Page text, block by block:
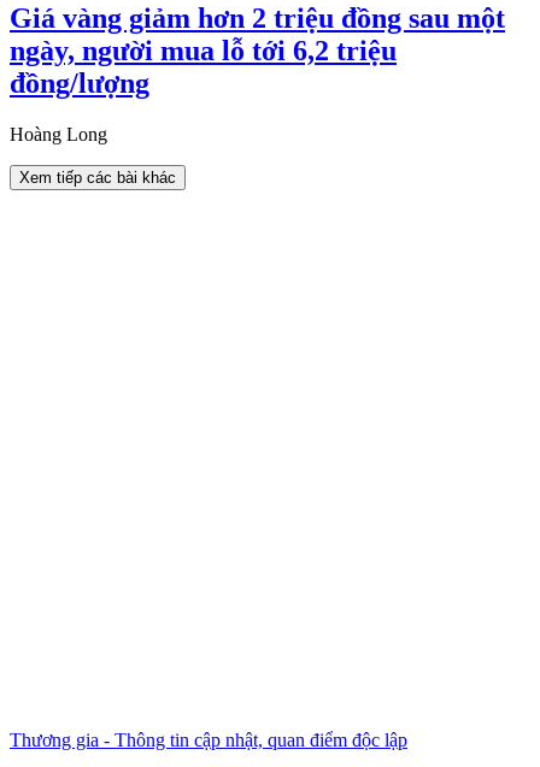
Giá vàng giảm hơn 2 triệu đồng sau một
ngày, người mua lỗ tới 6,2 triệu
đồng/lượng
Hoàng Long
Xem tiếp các bài khác
Thương gia - Thông tin cập nhật, quan điểm độc lập